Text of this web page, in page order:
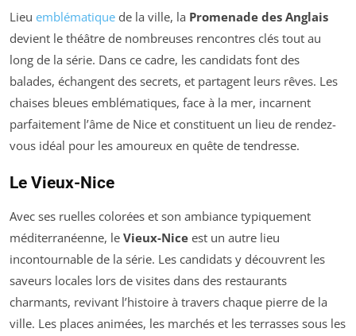
Lieu emblématique de la ville, la Promenade des Anglais
devient le théâtre de nombreuses rencontres clés tout au
long de la série. Dans ce cadre, les candidats font des
balades, échangent des secrets, et partagent leurs rêves. Les
chaises bleues emblématiques, face à la mer, incarnent
parfaitement l’âme de Nice et constituent un lieu de rendez-
vous idéal pour les amoureux en quête de tendresse.
Le Vieux-Nice
Avec ses ruelles colorées et son ambiance typiquement
méditerranéenne, le Vieux-Nice est un autre lieu
incontournable de la série. Les candidats y découvrent les
saveurs locales lors de visites dans des restaurants
charmants, revivant l’histoire à travers chaque pierre de la
ville. Les places animées, les marchés et les terrasses sous les